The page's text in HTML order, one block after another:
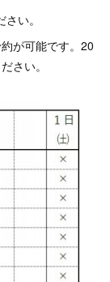
い。
が可能です。20
さい。